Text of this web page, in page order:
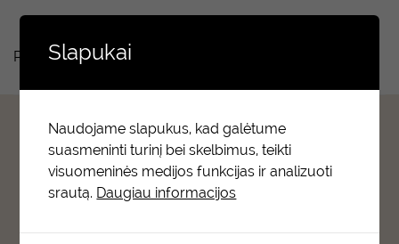
Produktų nerasta.
Salonshop Baltic AS
Põhja pst 17
10414 Tallinn, Estonia
Slapukai
Naudojame slapukus, kad galėtume
suasmeninti turinį bei skelbimus, teikti
visuomeninės medijos funkcijas ir analizuoti
srautą. Daugiau informacijos